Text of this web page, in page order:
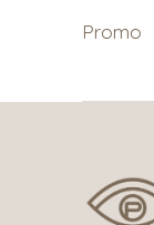
Promo